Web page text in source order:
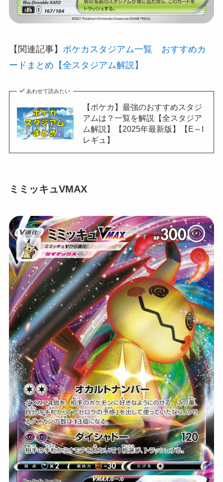
【関連記事】 ポケカスタジアム一覧 おすすめカ
ードまとめ【全スタジアム解説】
あわせて読みたい
【ポケカ】最強のおすすめスタジ
アムは？一覧を解説【全スタジア
ム解説】【2025年最新版】【E～I
レギュ】
ミミッキュVMAX